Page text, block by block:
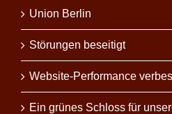
Union Berlin
Störungen beseitigt
Website-Performance
Ein grünes Schloss für